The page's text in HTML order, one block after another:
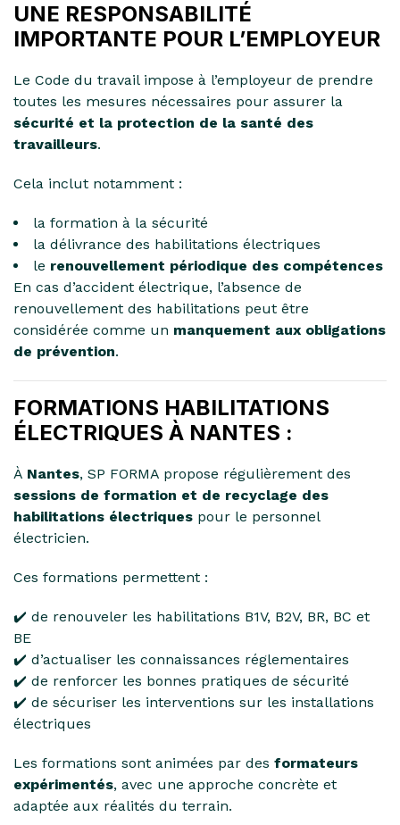
UNE RESPONSABILITÉ
IMPORTANTE POUR L’EMPLOYEUR
Le Code du travail impose à l’employeur de prendre
toutes les mesures nécessaires pour assurer la
sécurité et la protection de la santé des
travailleurs.
Cela inclut notamment :
la formation à la sécurité
la délivrance des habilitations électriques
le renouvellement périodique des compétences
En cas d’accident électrique, l’absence de
renouvellement des habilitations peut être
considérée comme un manquement aux obligations
de prévention.
FORMATIONS HABILITATIONS
ÉLECTRIQUES À NANTES :
À Nantes, SP FORMA propose régulièrement des
sessions de formation et de recyclage des
habilitations électriques pour le personnel
électricien.
Ces formations permettent :
✔️ de renouveler les habilitations B1V, B2V, BR, BC et
BE
✔️ d’actualiser les connaissances réglementaires
✔️ de renforcer les bonnes pratiques de sécurité
✔️ de sécuriser les interventions sur les installations
électriques
Les formations sont animées par des formateurs
expérimentés, avec une approche concrète et
adaptée aux réalités du terrain.